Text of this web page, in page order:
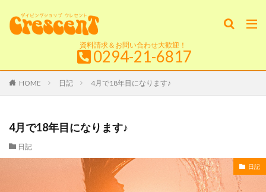
資料請求＆お問い合わせ大歓迎！
0294-21-6817
HOME 日記 4月で18年目になります♪
4月で18年目になります♪
日記
日記